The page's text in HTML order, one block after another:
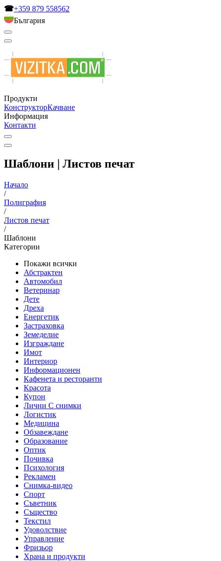
☎+359 879 558562
България
Продукти
КонструкторКачване
Информация
Контакти
Шаблони | Листов печат
Начало
/
Полиграфия
/
Листов печат
/
Шаблони
Категории
Покажи всички
Абстрактен
Автомобил
Ветеринар
Дете
Дреха
Енергетик
Застраховка
Земеделие
Изграждане
Имот
Интериор
Информационен
Кафенета и ресторанти
Красота
Купон
Лични C снимки
Логистик
Медицина
Обзавеждане
Образование
Оптик
Почивка
Психология
Рекламен
Снимка-видео
Спорт
Съветник
Същество
Текстил
Удоволствие
Управление
Фризьор
Храна и продукти